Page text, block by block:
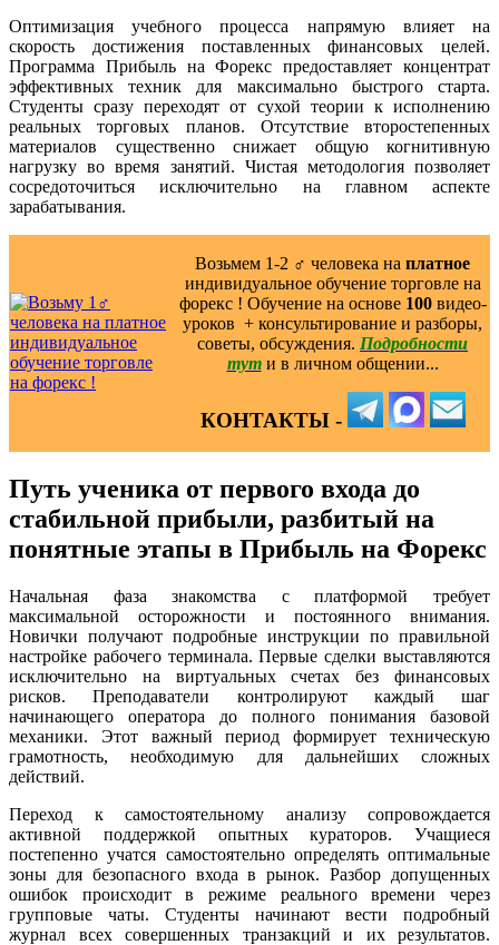
Оптимизация учебного процесса напрямую влияет на
скорость достижения поставленных финансовых целей.
Программа Прибыль на Форекс предоставляет концентрат
эффективных техник для максимально быстрого старта.
Студенты сразу переходят от сухой теории к исполнению
реальных торговых планов. Отсутствие второстепенных
материалов существенно снижает общую когнитивную
нагрузку во время занятий. Чистая методология позволяет
сосредоточиться исключительно на главном аспекте
зарабатывания.
Возьмем 1-2 ‍♂️ человека на платное
индивидуальное обучение торговле на
форекс ! Обучение на основе 100видео-
уроков ️ + консультирование и разборы,
советы, обсуждения. Подробности
тут и в личном общении...
КОНТАКТЫ -
Путь ученика от первого входа до
стабильной прибыли, разбитый на
понятные этапы в Прибыль на Форекс
Начальная фаза знакомства с платформой требует
максимальной осторожности и постоянного внимания.
Новички получают подробные инструкции по правильной
настройке рабочего терминала. Первые сделки выставляются
исключительно на виртуальных счетах без финансовых
рисков. Преподаватели контролируют каждый шаг
начинающего оператора до полного понимания базовой
механики. Этот важный период формирует техническую
грамотность, необходимую для дальнейших сложных
действий.
Переход к самостоятельному анализу сопровождается
активной поддержкой опытных кураторов. Учащиеся
постепенно учатся самостоятельно определять оптимальные
зоны для безопасного входа в рынок. Разбор допущенных
ошибок происходит в режиме реального времени через
групповые чаты. Студенты начинают вести подробный
журнал всех совершенных транзакций и их результатов.